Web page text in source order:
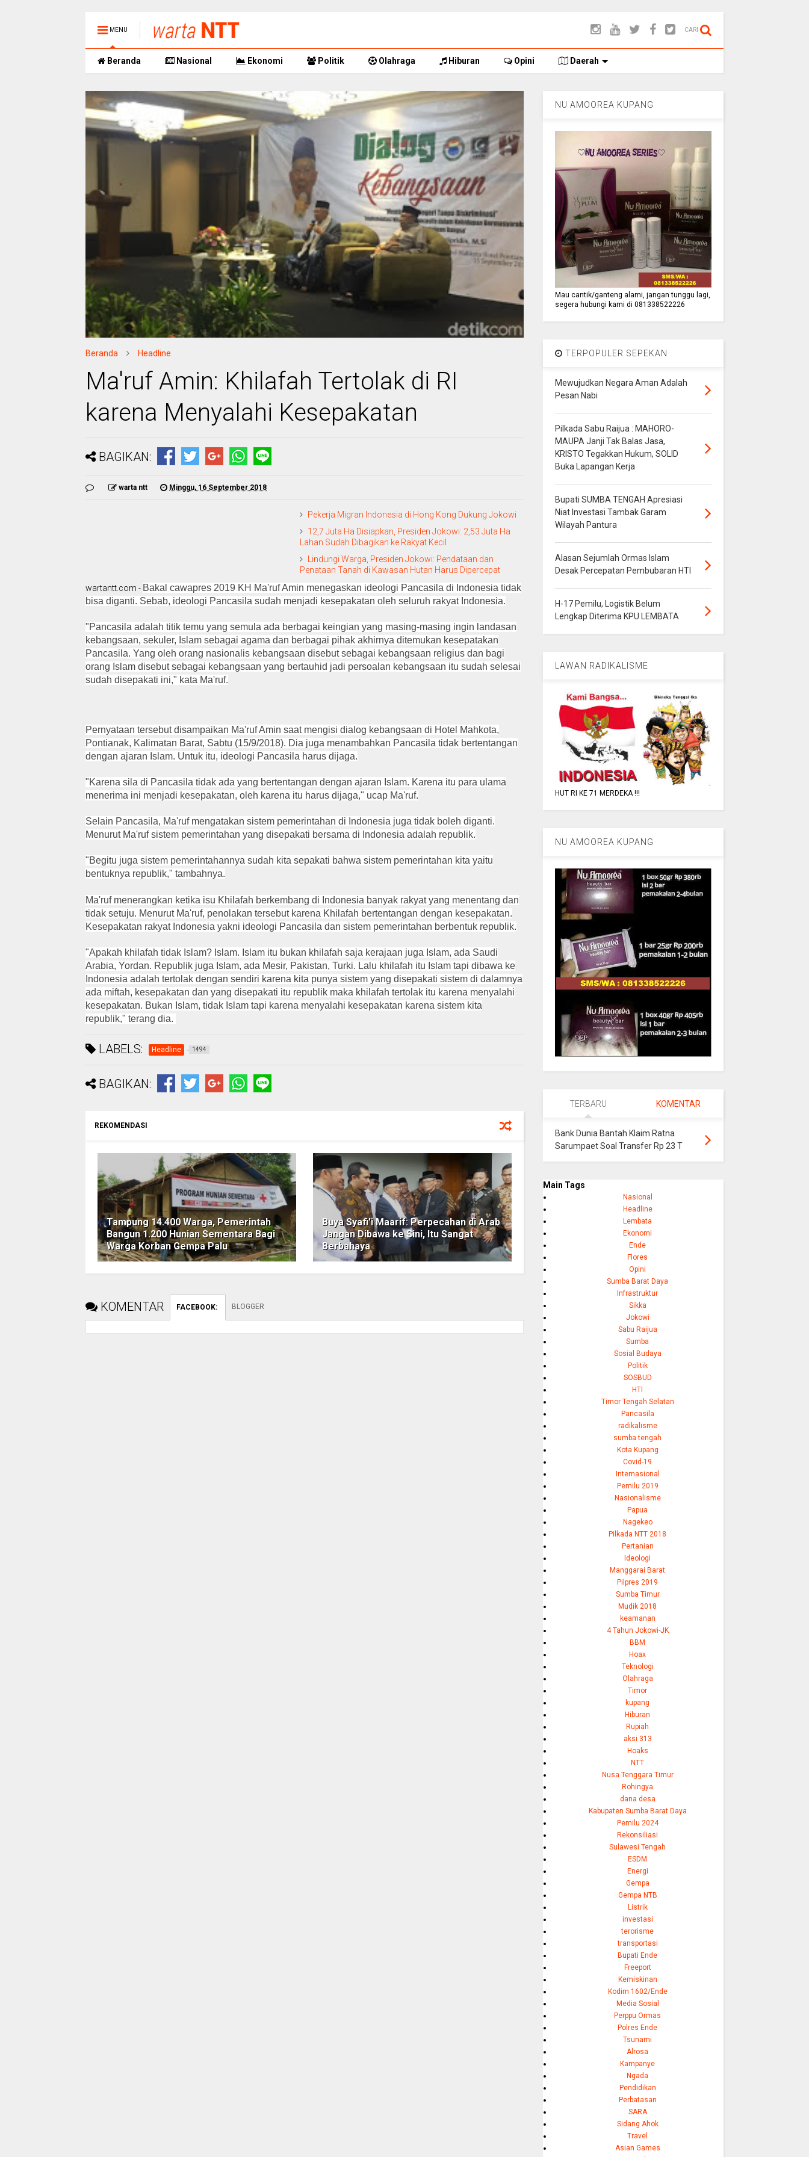
MENU CARI
Beranda Nasional Ekonomi Politik Olahraga Hiburan Opini Daerah
Beranda Headline
Ma'ruf Amin: Khilafah Tertolak di RI
karena Menyalahi Kesepakatan
BAGIKAN:
warta ntt Minggu, 16 September 2018
Pekerja Migran Indonesia di Hong Kong Dukung Jokowi
12,7 Juta Ha Disiapkan, Presiden Jokowi: 2,53 Juta Ha
Lahan Sudah Dibagikan ke Rakyat Kecil
Lindungi Warga, Presiden Jokowi: Pendataan dan
Penataan Tanah di Kawasan Hutan Harus Dipercepat
wartantt.com - Bakal cawapres 2019 KH Ma'ruf Amin menegaskan ideologi Pancasila di Indonesia tidak
bisa diganti. Sebab, ideologi Pancasila sudah menjadi kesepakatan oleh seluruh rakyat Indonesia.
"Pancasila adalah titik temu yang semula ada berbagai keingian yang masing-masing ingin landasan
kebangsaan, sekuler, Islam sebagai agama dan berbagai pihak akhirnya ditemukan kesepatakan
Pancasila. Yang oleh orang nasionalis kebangsaan disebut sebagai kebangsaan religius dan bagi
orang Islam disebut sebagai kebangsaan yang bertauhid jadi persoalan kebangsaan itu sudah selesai
sudah disepakati ini," kata Ma'ruf.
Pernyataan tersebut disampaikan Ma'ruf Amin saat mengisi dialog kebangsaan di Hotel Mahkota,
Pontianak, Kalimatan Barat, Sabtu (15/9/2018). Dia juga menambahkan Pancasila tidak bertentangan
dengan ajaran Islam. Untuk itu, ideologi Pancasila harus dijaga.
"Karena sila di Pancasila tidak ada yang bertentangan dengan ajaran Islam. Karena itu para ulama
menerima ini menjadi kesepakatan, oleh karena itu harus dijaga," ucap Ma'ruf.
Selain Pancasila, Ma'ruf mengatakan sistem pemerintahan di Indonesia juga tidak boleh diganti.
Menurut Ma'ruf sistem pemerintahan yang disepakati bersama di Indonesia adalah republik.
"Begitu juga sistem pemerintahannya sudah kita sepakati bahwa sistem pemerintahan kita yaitu
bentuknya republik," tambahnya.
Ma'ruf menerangkan ketika isu Khilafah berkembang di Indonesia banyak rakyat yang menentang dan
tidak setuju. Menurut Ma'ruf, penolakan tersebut karena Khilafah bertentangan dengan kesepakatan.
Kesepakatan rakyat Indonesia yakni ideologi Pancasila dan sistem pemerintahan berbentuk republik.
"Apakah khilafah tidak Islam? Islam. Islam itu bukan khilafah saja kerajaan juga Islam, ada Saudi
Arabia, Yordan. Republik juga Islam, ada Mesir, Pakistan, Turki. Lalu khilafah itu Islam tapi dibawa ke
Indonesia adalah tertolak dengan sendiri karena kita punya sistem yang disepakati sistem di dalamnya
ada miftah, kesepakatan dan yang disepakati itu republik maka khilafah tertolak itu karena menyalahi
kesepakatan. Bukan Islam, tidak Islam tapi karena menyalahi kesepakatan karena sistem kita
republik," terang dia.
LABELS: Headline 1494
BAGIKAN:
REKOMENDASI
Tampung 14.400 Warga, Pemerintah
Bangun 1.200 Hunian Sementara Bagi
Warga Korban Gempa Palu
Buya Syafi'i Maarif: Perpecahan di Arab
Jangan Dibawa ke Sini, Itu Sangat
Berbahaya
KOMENTAR FACEBOOK: BLOGGER
NU AMOOREA KUPANG
Mau cantik/ganteng alami, jangan tunggu lagi,
segera hubungi kami di 081338522226
TERPOPULER SEPEKAN
Mewujudkan Negara Aman Adalah
Pesan Nabi
Pilkada Sabu Raijua : MAHORO-
MAUPA Janji Tak Balas Jasa,
KRISTO Tegakkan Hukum, SOLID
Buka Lapangan Kerja
Bupati SUMBA TENGAH Apresiasi
Niat Investasi Tambak Garam
Wilayah Pantura
Alasan Sejumlah Ormas Islam
Desak Percepatan Pembubaran HTI
H-17 Pemilu, Logistik Belum
Lengkap Diterima KPU LEMBATA
LAWAN RADIKALISME
HUT RI KE 71 MERDEKA !!!
NU AMOOREA KUPANG
TERBARU KOMENTAR
Bank Dunia Bantah Klaim Ratna
Sarumpaet Soal Transfer Rp 23 T
Main Tags
Nasional
Headline
Lembata
Ekonomi
Ende
Flores
Opini
Sumba Barat Daya
Infrastruktur
Sikka
Jokowi
Sabu Raijua
Sumba
Sosial Budaya
Politik
SOSBUD
HTI
Timor Tengah Selatan
Pancasila
radikalisme
sumba tengah
Kota Kupang
Covid-19
Internasional
Pemilu 2019
Nasionalisme
Papua
Nagekeo
Pilkada NTT 2018
Pertanian
Ideologi
Manggarai Barat
Pilpres 2019
Sumba Timur
Mudik 2018
keamanan
4 Tahun Jokowi-JK
BBM
Hoax
Teknologi
Olahraga
Timor
kupang
Hiburan
Rupiah
aksi 313
Hoaks
NTT
Nusa Tenggara Timur
Rohingya
dana desa
Kabupaten Sumba Barat Daya
Pemilu 2024
Rekonsiliasi
Sulawesi Tengah
ESDM
Energi
Gempa
Gempa NTB
Listrik
investasi
terorisme
transportasi
Bupati Ende
Freeport
Kemiskinan
Kodim 1602/Ende
Media Sosial
Perppu Ormas
Polres Ende
Tsunami
Alrosa
Kampanye
Ngada
Pendidikan
Perbatasan
SARA
Sidang Ahok
Travel
Asian Games